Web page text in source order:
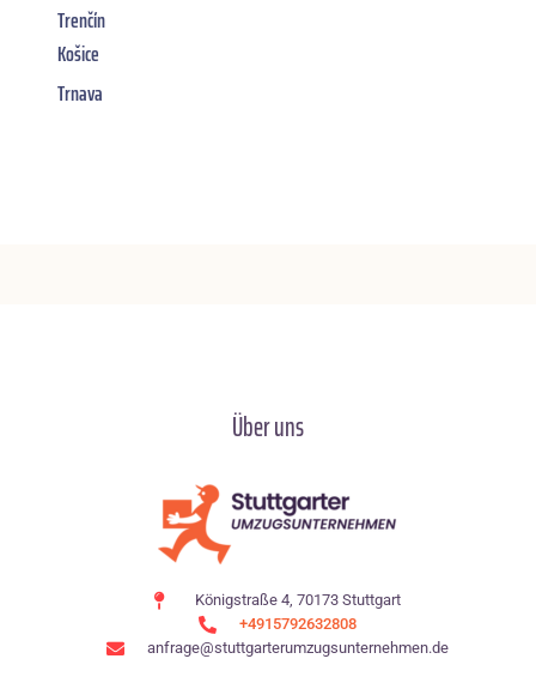
Trenčín
Košice
Trnava
Über uns
Königstraße 4, 70173 Stuttgart
+4915792632808
anfrage@stuttgarterumzugsunternehmen.de